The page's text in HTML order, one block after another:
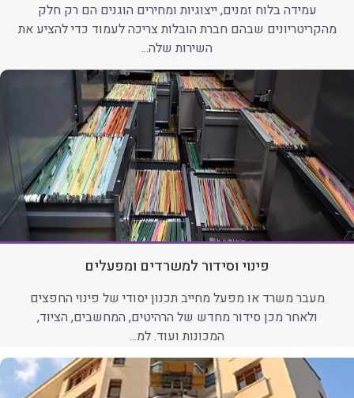
עמידה בלוח זמנים, ייצוגיות ומחירים הוגנים הם רק חלק
מהקריטריונים שבהם חברת הובלות צריכה לעמוד כדי להציע את
השירות שלה...
פינוי וסידור למשרדים ומפעלים
מעבר משרד או מפעל מחייב תכנון יסודי של פינוי החפצים
ולאחר מכן סידור מחדש של הרהיטים, המחשבים, הציוד,
המכונות ועוד. למ...